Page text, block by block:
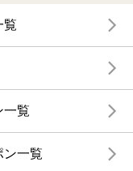
覧
一覧
ン一覧